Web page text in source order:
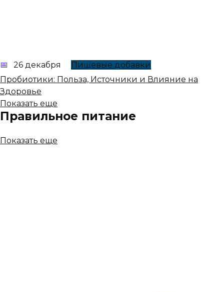
26 декабря
Пищевые добавки
Пробиотики: Польза, Источники и Влияние на
Здоровье
Показать еще
Правильное питание
Показать еще